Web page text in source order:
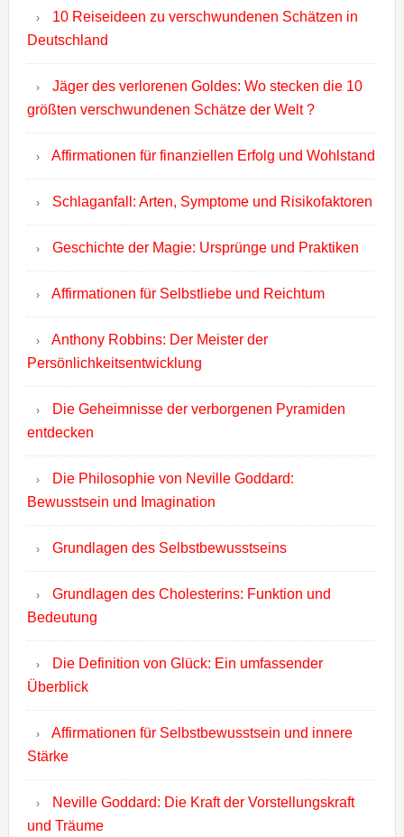
10 Reiseideen zu verschwundenen Schätzen in
Deutschland
Jäger des verlorenen Goldes: Wo stecken die 10
größten verschwundenen Schätze der Welt ?
Affirmationen für finanziellen Erfolg und Wohlstand
Schlaganfall: Arten, Symptome und Risikofaktoren
Geschichte der Magie: Ursprünge und Praktiken
Affirmationen für Selbstliebe und Reichtum
Anthony Robbins: Der Meister der
Persönlichkeitsentwicklung
Die Geheimnisse der verborgenen Pyramiden
entdecken
Die Philosophie von Neville Goddard:
Bewusstsein und Imagination
Grundlagen des Selbstbewusstseins
Grundlagen des Cholesterins: Funktion und
Bedeutung
Die Definition von Glück: Ein umfassender
Überblick
Affirmationen für Selbstbewusstsein und innere
Stärke
Neville Goddard: Die Kraft der Vorstellungskraft
und Träume